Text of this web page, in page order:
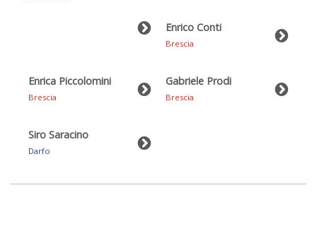
Enrico Conti
Brescia
Enrica Piccolomini
Brescia
Gabriele Prodi
Brescia
Siro Saracino
Darfo